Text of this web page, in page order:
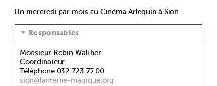
Un mercredi par mois au Cinéma Arlequin à Sion
Responsables
Monsieur Robin Walther
Coordinateur
Téléphone 032.723.77.00
sion@lanterne-magique.org